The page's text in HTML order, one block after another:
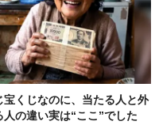
宝くじなのに、当たる人と外
人の違い実は“ここ”でした